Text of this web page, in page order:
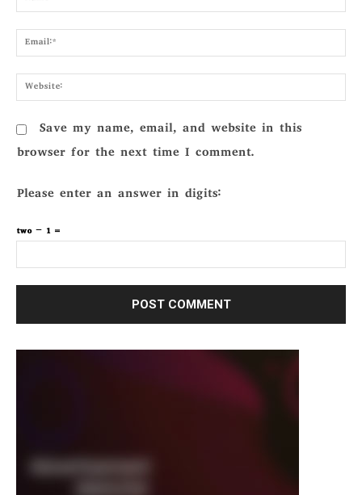
Save my name, email, and website in this
browser for the next time I comment.
Please enter an answer in digits:
two − 1 =